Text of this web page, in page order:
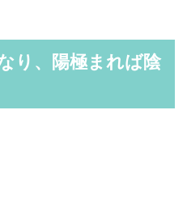
り、陽極まれば陰